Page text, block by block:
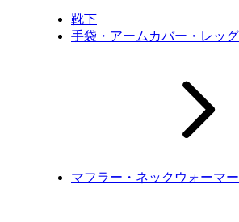
靴下
手袋・アームカバー・レッ
マフラー・ネックウォーマー